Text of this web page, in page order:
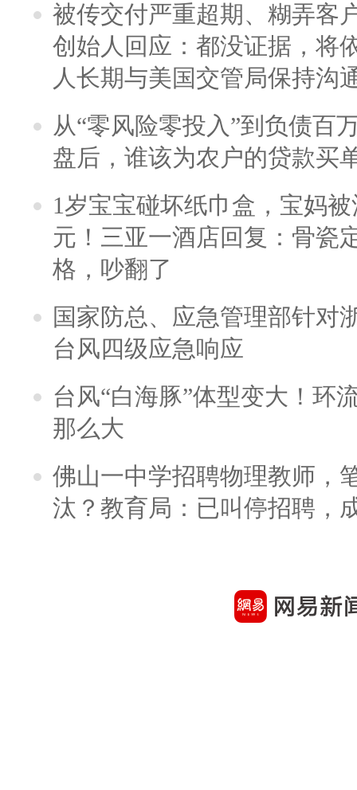
被传交付严重超期、糊弄客
创始人回应：都没证据，将
人长期与美国交管局保持沟
从“零风险零投入”到负债百
盘后，谁该为农户的贷款买
1岁宝宝碰坏纸巾盒，宝妈
元！三亚一酒店回复：骨瓷
格，吵翻了
国家防总、应急管理部针对
台风四级应急响应
台风“白海豚”体型变大！环
那么大
佛山一中学招聘物理教师，
汰？教育局：已叫停招聘，